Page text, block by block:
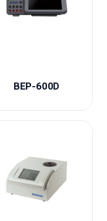
BEP-600D